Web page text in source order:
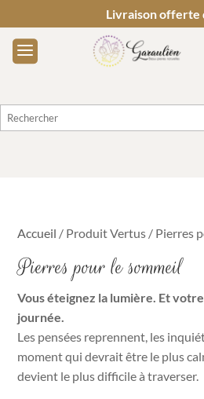
Livraison offerte
Accueil / Produit Vertus / Pierres
Pierres pour le sommeil
Vous éteignez la lumière. Et
journée.
Les pensées reprennent, les
moment qui devrait être le plus
devient le plus difficile à traverser.